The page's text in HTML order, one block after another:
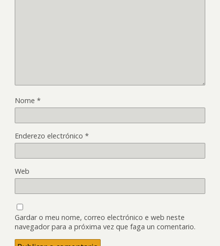
Nome *
Enderezo electrónico *
Web
Gardar o meu nome, correo electrónico e web neste
navegador para a próxima vez que faga un comentario.